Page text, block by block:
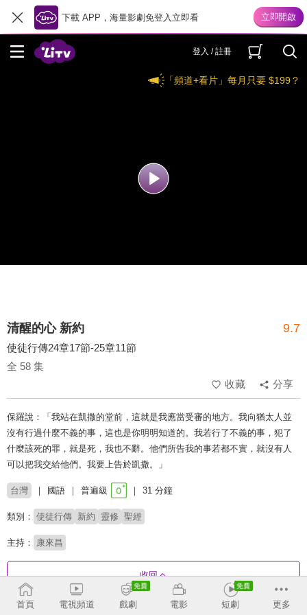
下載 APP，海量影劇免登入立即看
登入 / 註冊
「頻道+看片」每月只要 $199？
清醒的心 新約 9.7
使徒行傳24章17節-25章11節
全 58 集
收藏
分享
保羅說：「我站在凱撒的堂前，這就是我應當受審的地方。我向猶太人並
沒有行過什麼不義的事，這也是你明明知道的。我若行了不義的事，犯了
什麼該死的罪，就是死，我也不辭。他們所告我的事若都不實，就沒有人
可以把我交給他們。我要上告於凱撒。」
台灣 國語 普遍級 31 分鐘
類別： 使徒行傳 新約 靈修 聖經
主持： 康來昌
收回
首頁 電視頻道 戲劇 電影 短劇 更多